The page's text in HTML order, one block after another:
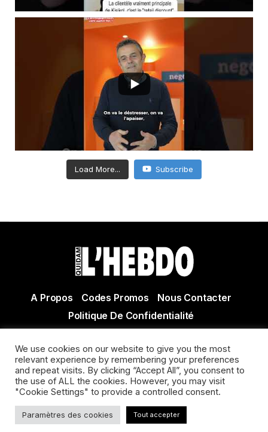
Load More... Subscribe
A Propos Codes Promos
Nous Contacter
Politique De Confidentialité
Actualité Agen - Actualité en lot et Garonne - Actualité
Villeneuve sur Lot
We use cookies on our website to give you the most
relevant experience by remembering your preferences
and repeat visits. By clicking “Accept All”, you consent to
the use of ALL the cookies. However, you may visit
"Cookie Settings" to provide a controlled consent.
Paramètres des cookies Tout accepter